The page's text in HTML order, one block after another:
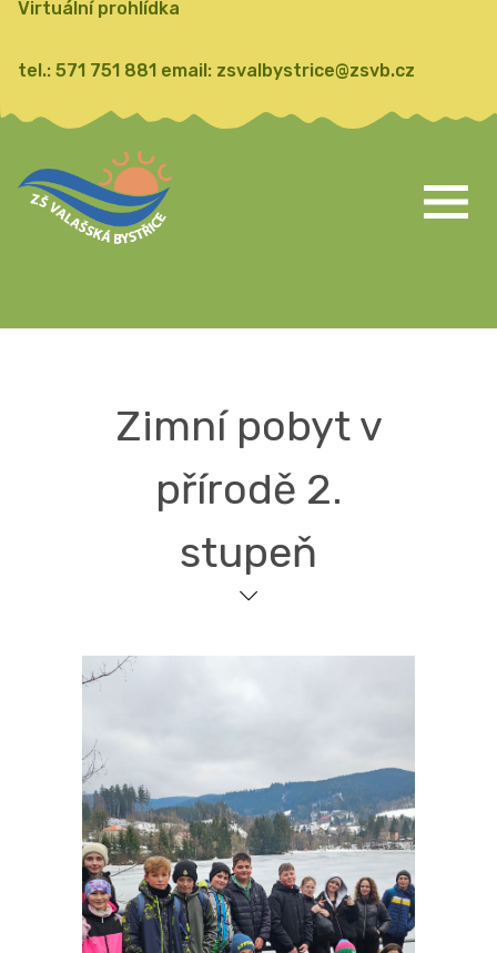
Virtuální prohlídka
tel.: 571 751 881 email: zsvalbystrice@zsvb.cz
Zimní pobyt v
přírodě 2.
stupeň